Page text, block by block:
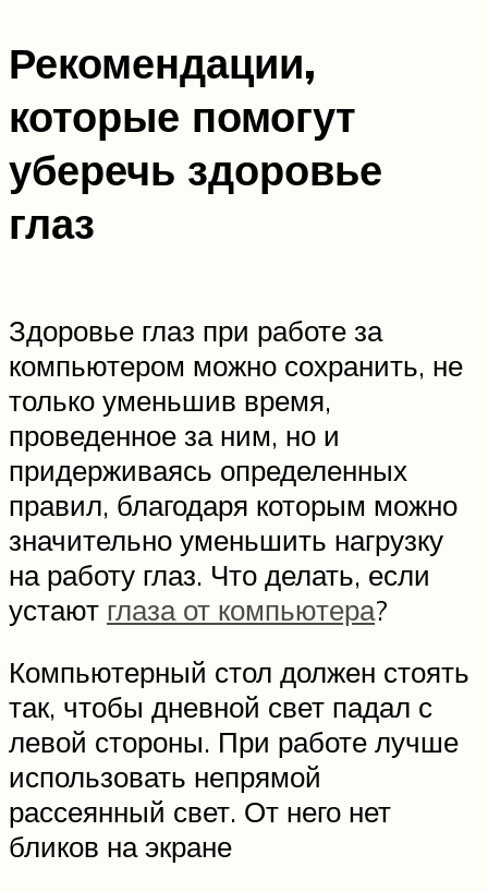
Рекомендации,
которые помогут
уберечь здоровье
глаз
Здоровье глаз при работе за
компьютером можно сохранить, не
только уменьшив время,
проведенное за ним, но и
придерживаясь определенных
правил, благодаря которым можно
значительно уменьшить нагрузку
на работу глаз. Что делать, если
устают глаза от компьютера?
Компьютерный стол должен стоять
так, чтобы дневной свет падал с
левой стороны. При работе лучше
использовать непрямой
рассеянный свет. От него нет
бликов на экране